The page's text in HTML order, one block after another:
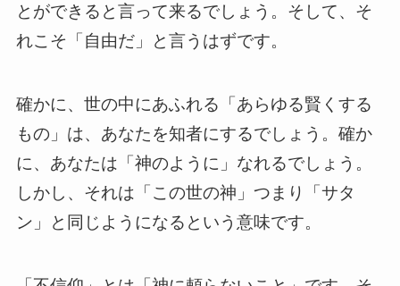
とができると言って来るでしょう。そして、そ
れこそ「自由だ」と言うはずです。
確かに、世の中にあふれる「あらゆる賢くする
もの」は、あなたを知者にするでしょう。確か
に、あなたは「神のように」なれるでしょう。
しかし、それは「この世の神」つまり「サタ
ン」と同じようになるという意味です。